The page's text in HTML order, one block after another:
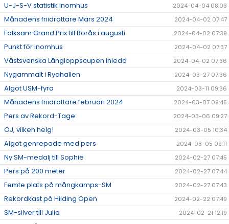
U-J-S-V statistik inomhus 2024-04-04 08:03
Månadens friidrottare Mars 2024 2024-04-02 07:47
Folksam Grand Prix till Borås i augusti 2024-04-02 07:39
Punkt för inomhus 2024-04-02 07:37
Västsvenska Långloppscupen inledd 2024-04-02 07:36
Nygammalt i Ryahallen 2024-03-27 07:36
Algot USM-fyra 2024-03-11 09:36
Månadens friidrottare februari 2024 2024-03-07 09:45
Pers av Rekord-Tage 2024-03-06 09:27
OJ, vilken helg! 2024-03-05 10:34
Algot genrepade med pers 2024-03-05 09:11
Ny SM-medalj till Sophie 2024-02-27 07:45
Pers på 200 meter 2024-02-27 07:44
Femte plats på mångkamps-SM 2024-02-27 07:43
Rekordkast på Hilding Open 2024-02-22 07:49
SM-silver till Julia 2024-02-21 12:19